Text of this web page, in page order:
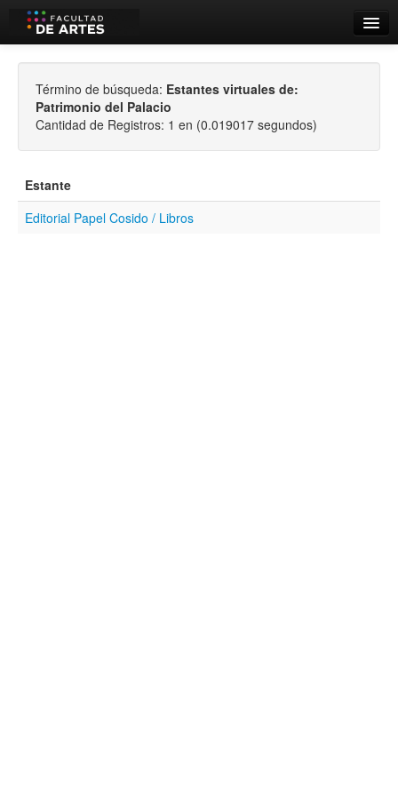
Búsqueda Avanzada
Estantes Virtuales
Contacto
Término de búsqueda: Estantes virtuales de:
Patrimonio del Palacio
Cantidad de Registros: 1 en (0.019017 segundos)
Estante
Editorial Papel Cosido / Libros